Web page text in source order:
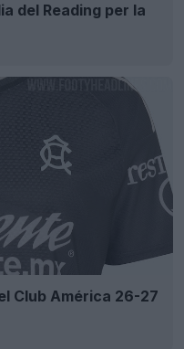
del Reading per la
Club América 26-27